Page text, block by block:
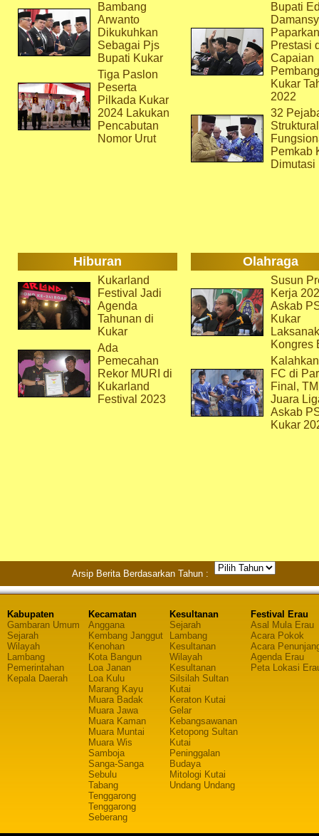
Bambang
Arwanto
Dikukuhkan
Sebagai Pjs
Bupati Kukar
Tiga Paslon
Peserta
Pilkada Kukar
2024 Lakukan
Pencabutan
Nomor Urut
Bupati
Paparkan
Prestasi
Capaian
Kukar
2022
32
Pemkab
Dimutasi
Hiburan Olahraga
Kukarland
Festival Jadi
Agenda
Tahunan di
Kukar
Ada
Pemecahan
Rekor MURI di
Kukarland
Festival 2023
Susun
Kerja
Askab
Kukar
Kongres
FC di
Final,
Juara
Askab
Kukar
Arsip Berita Berdasarkan Tahun :
Kabupaten
Gambaran Umum
Sejarah
Wilayah
Lambang
Pemerintahan
Kepala Daerah
Kecamatan
Anggana
Kembang Janggut
Kenohan
Kota Bangun
Loa Janan
Loa Kulu
Marang Kayu
Muara Badak
Muara Jawa
Muara Kaman
Muara Muntai
Muara Wis
Samboja
Sanga-Sanga
Sebulu
Tabang
Tenggarong
Tenggarong
Seberang
Kesultanan
Sejarah
Lambang
Kesultanan
Wilayah
Kesultanan
Silsilah Sultan
Kutai
Keraton Kutai
Gelar
Kebangsawanan
Ketopong Sultan
Kutai
Peninggalan
Budaya
Mitologi Kutai
Undang Undang
Festival Erau
Asal Mula Erau
Acara Pokok
Acara
Agenda Erau
Peta Lokasi